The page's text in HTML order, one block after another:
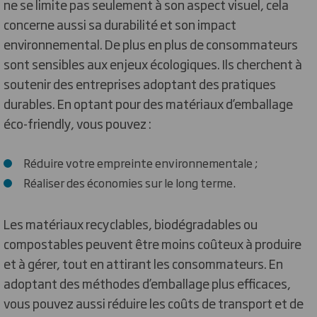
ne se limite pas seulement à son aspect visuel, cela
concerne aussi sa durabilité et son impact
environnemental. De plus en plus de consommateurs
sont sensibles aux enjeux écologiques. Ils cherchent à
soutenir des entreprises adoptant des pratiques
durables. En optant pour des matériaux d’emballage
éco-friendly, vous pouvez :
Réduire votre empreinte environnementale ;
Réaliser des économies sur le long terme.
Les matériaux recyclables, biodégradables ou
compostables peuvent être moins coûteux à produire
et à gérer, tout en attirant les consommateurs. En
adoptant des méthodes d’emballage plus efficaces,
vous pouvez aussi réduire les coûts de transport et de